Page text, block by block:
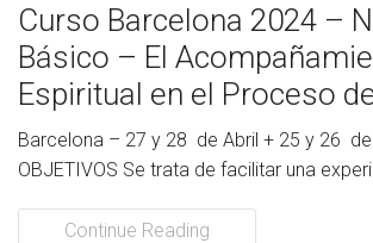
Curso Barcelona 2024 –
Básico – El
Espiritual en el Proceso
Barcelona – 27 y 28 de Abril + 25 y 26
OBJETIVOS Se trata de facilitar una
Continue Reading